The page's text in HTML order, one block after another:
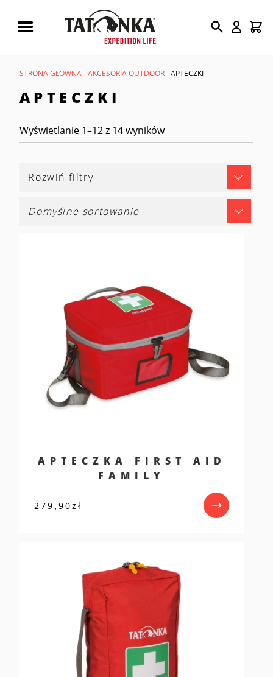
STRONA GŁÓWNA-AKCESORIA OUTDOOR- APTECZKI
APTECZKI
Wyświetlanie 1–12 z 14 wyników
Rozwiń filtry
APTECZKA FIRST AID
FAMILY
279,90zł